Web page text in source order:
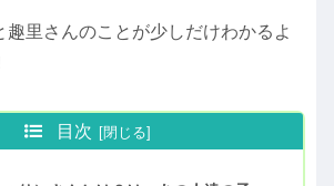
趣里さんのことが少しだけわかるよ
目次